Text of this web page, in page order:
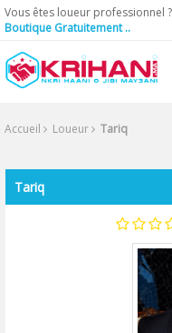
Vous êtes loueur professionnel
Boutique Gratuitement ..
Accueil Loueur Tariq
Tariq